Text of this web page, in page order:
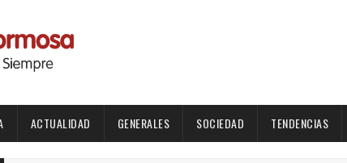
ACTUALIDAD GENERALES SOCIEDAD TENDENCIAS